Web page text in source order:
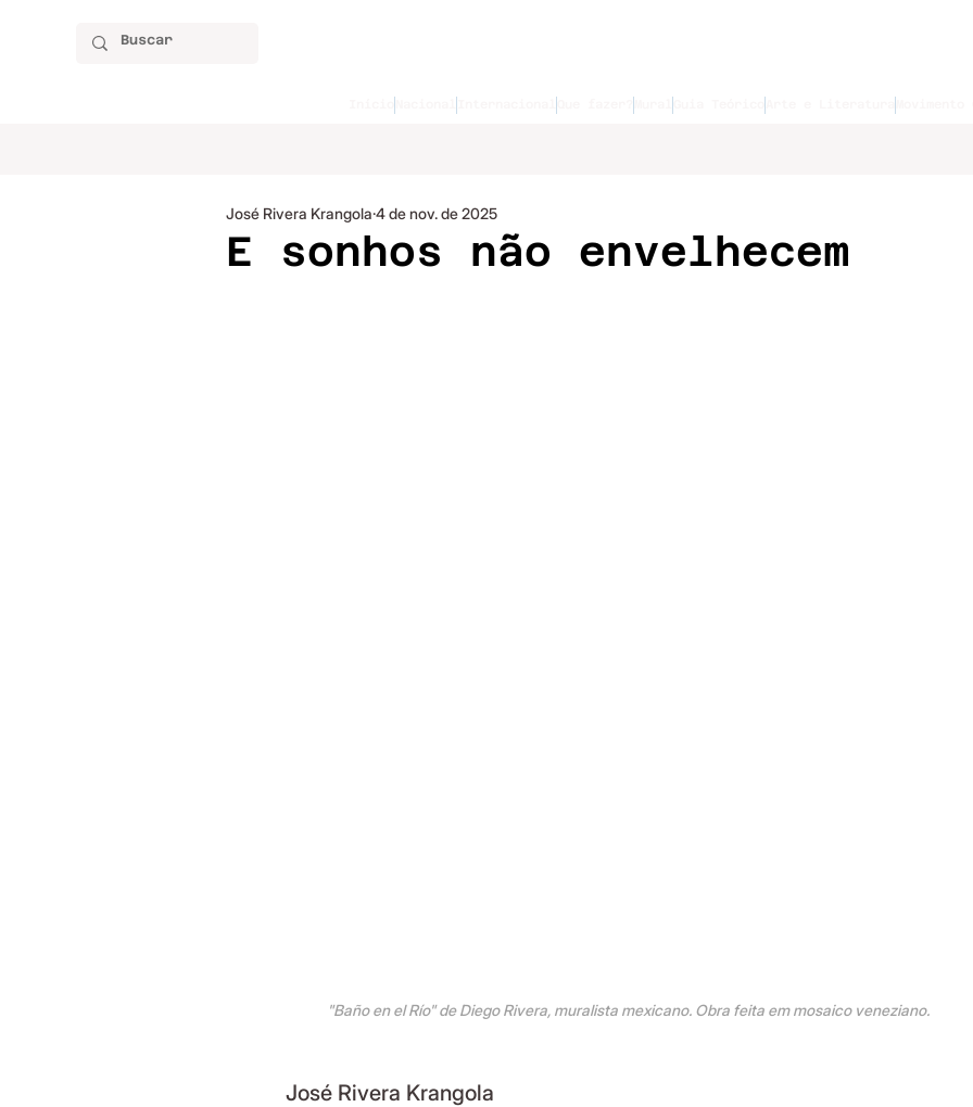
E sonhos não envelhecem
José Rivera Krangola4 de nov. de 2025
"Baño en el Río" de Diego Rivera, muralista mexicano. Obra feita em mosaico veneziano.
José Rivera Krangola